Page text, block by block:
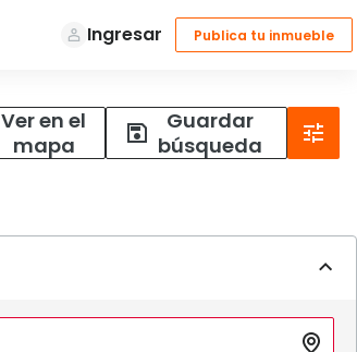
Ver en el
mapa
Guardar
búsqueda